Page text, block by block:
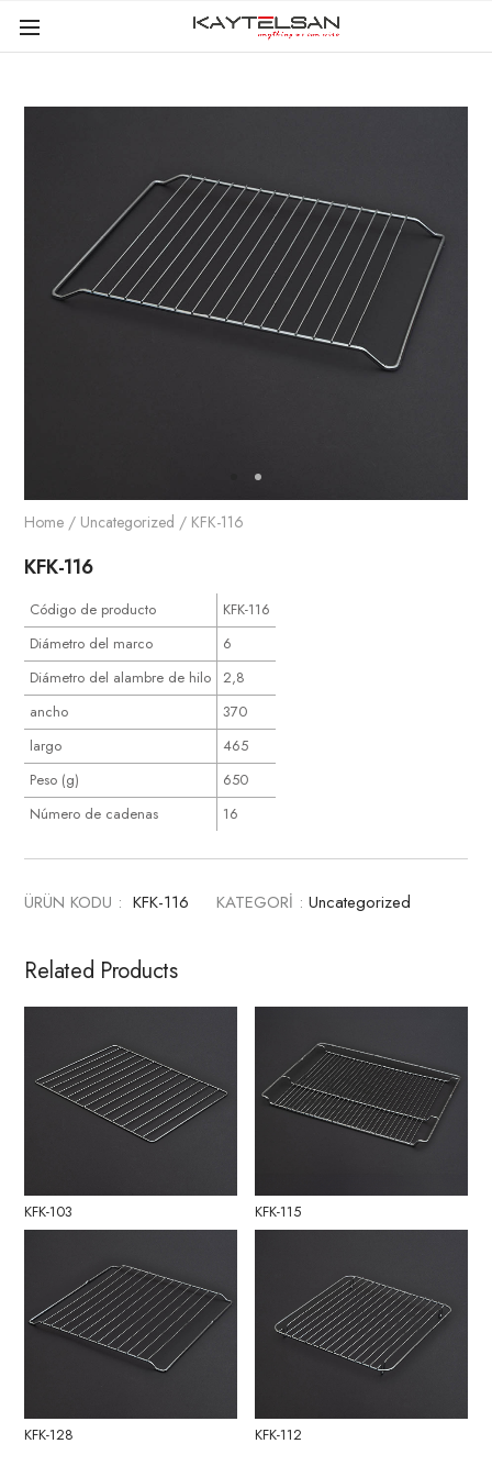
Home / Uncategorized / KFK-116
KFK-116
Código de producto
KFK-116
Diámetro del marco
6
Diámetro del alambre de hilo
2,8
ancho
370
largo
465
Peso (g)
650
Número de cadenas
16
ÜRÜN KODU : KFK-116 KATEGORİ : Uncategorized
Related Products
KFK-103 KFK-115
KFK-128 KFK-112